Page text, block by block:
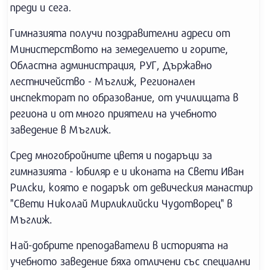
преди и сега.
Гимназията получи поздравителни адреси от
Министерството на земеделието и горите,
Областна администрация, РУГ, Държавно
лестничейство - Мъглиж, Регионален
инспекторат по образование, от училищата в
региона и от много приятели на учебното
заведение в Мъглиж.
Сред многобройните цветя и подаръци за
гимназията - юбиляр е и иконата на Свети Иван
Рилски, която е подарък от девическия манастир
"Свети Николай Мирликлийски Чудотворец" в
Мъглиж.
Най-добрите преподаватели в историята на
учебното заведение бяха отличени със специални